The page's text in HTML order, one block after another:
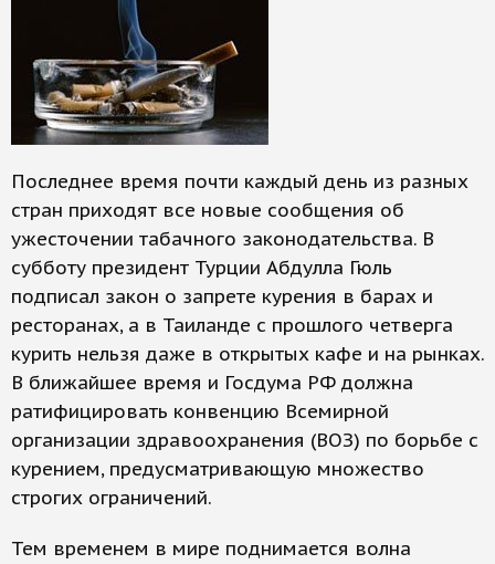
Последнее время почти каждый день из разных
стран приходят все новые сообщения об
ужесточении табачного законодательства. В
субботу президент Турции Абдулла Гюль
подписал закон о запрете курения в барах и
ресторанах, а в Таиланде с прошлого четверга
курить нельзя даже в открытых кафе и на рынках.
В ближайшее время и Госдума РФ должна
ратифицировать конвенцию Всемирной
организации здравоохранения (ВОЗ) по борьбе с
курением, предусматривающую множество
строгих ограничений.
Тем временем в мире поднимается волна